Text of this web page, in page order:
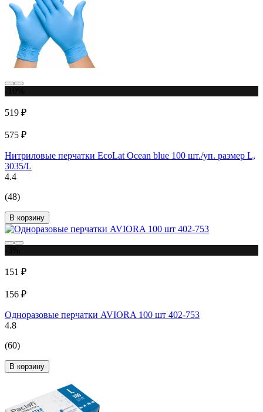
519 ₽
575 ₽
Нитриловые перчатки EcoLat Ocean blue 100 шт./уп. размер L,
3035/L
4.4
(48)
В корзину
151 ₽
156 ₽
Одноразовые перчатки AVIORA 100 шт 402-753
4.8
(60)
В корзину